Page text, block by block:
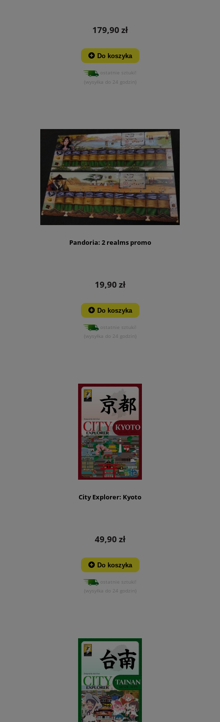
179,90 zł
Do koszyka
ostatnie sztuki!
(wysyłka do 24 godzin)
Pandoria: 2 realms promo
19,90 zł
Do koszyka
ostatnie sztuki!
(wysyłka do 24 godzin)
City Explorer: Kyoto
49,90 zł
Do koszyka
ostatnie sztuki!
(wysyłka do 24 godzin)